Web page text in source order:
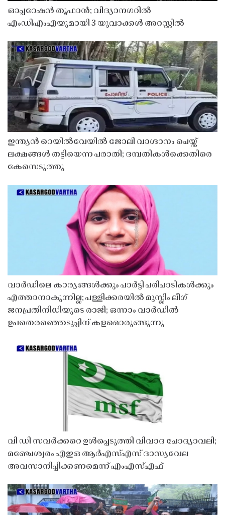
ഓപ്പറേഷൻ തൂഫാൻ; വിദ്യാനഗറിൽ
എംഡിഎംഎയുമായി 3 യുവാക്കൾ അറസ്റ്റിൽ
ഇന്ത്യൻ റെയിൽവേയിൽ ജോലി വാഗ്ദാനം ചെയ്ത്
ലക്ഷങ്ങൾ തട്ടിയെന്ന പരാതി; ദമ്പതികൾക്കെതിരെ
കേസെടുത്തു
വാർഡിലെ കാര്യങ്ങൾക്കും പാർട്ടി പരിപാടികൾക്കും
എത്താനാകുന്നില്ല; പള്ളിക്കരയിൽ മുസ്ലിം ലീഗ്
ജനപ്രതിനിധിയുടെ രാജി; ഒന്നാം വാർഡിൽ
ഉപതെരഞ്ഞെടുപ്പിന് കളമൊരുങ്ങുന്നു
വി ഡി സവർക്കറെ ഉൾപ്പെടുത്തി വിവാദ ചോദ്യാവലി;
മഞ്ചേശ്വരം എഇഒ ആർഎസ്എസ് ദാസ്യവേല
അവസാനിപ്പിക്കണമെന്ന് എംഎസ്എഫ്